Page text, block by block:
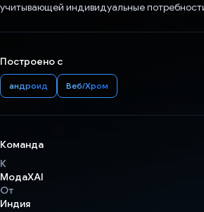
учитывающей индивидуальные
Построено с
андроид Веб/Хром
Команда
К
МодаXAI
От
Индия